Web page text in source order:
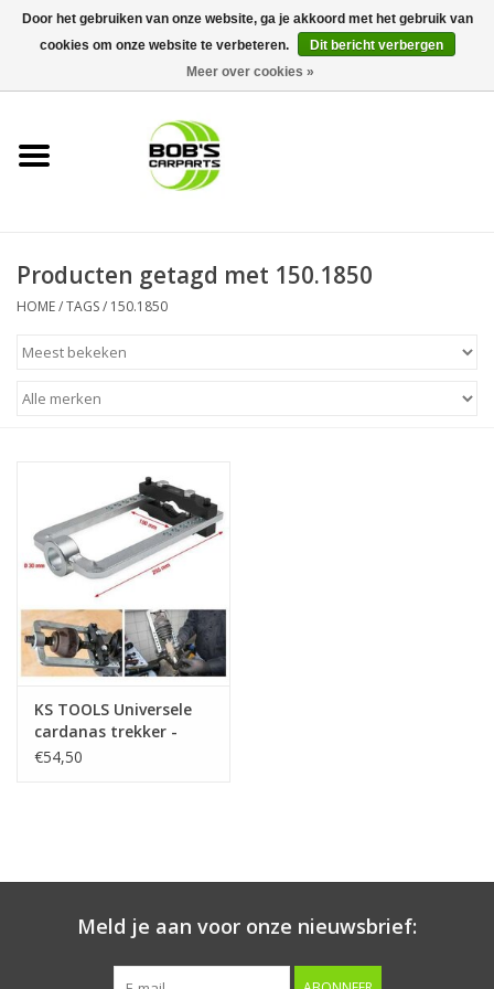
0 Artikelen - €0,00
KS TOOLS
Next Gereedschapswagens
Opbergsystemen
Starten & laden
Diagnose & meten
Handgereedschap
Luchtgereedschap
Producten getagd met 150.1850
HOME/TAGS/ 150.1850
KS TOOLS Universele
cardanas trekker -
150.1850
€54,50
Meld je aan voor onze nieuwsbrief:
Door het gebruiken van onze website, ga je akkoord met het gebruik van
cookies om onze website te verbeteren.
Dit bericht verbergen
Meer over cookies »